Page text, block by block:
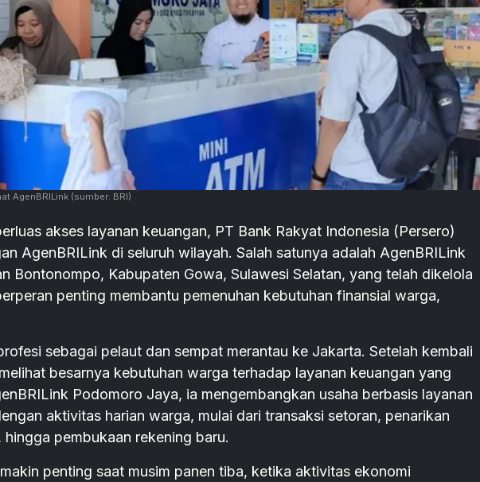
AgenBRILink (sumber: BRI)
akses layanan keuangan, PT Bank Rakyat Indonesia (Persero)
AgenBRILink di seluruh wilayah. Salah satunya adalah AgenBRILink
Bontonompo, Kabupaten Gowa, Sulawesi Selatan, yang telah dikelola
penting membantu pemenuhan kebutuhan finansial warga,
sebagai pelaut dan sempat merantau ke Jakarta. Setelah kembali
besarnya kebutuhan warga terhadap layanan keuangan yang
Podomoro Jaya, ia mengembangkan usaha berbasis layanan
aktivitas harian warga, mulai dari transaksi setoran, penarikan
pembukaan rekening baru.
penting saat musim panen tiba, ketika aktivitas ekonomi